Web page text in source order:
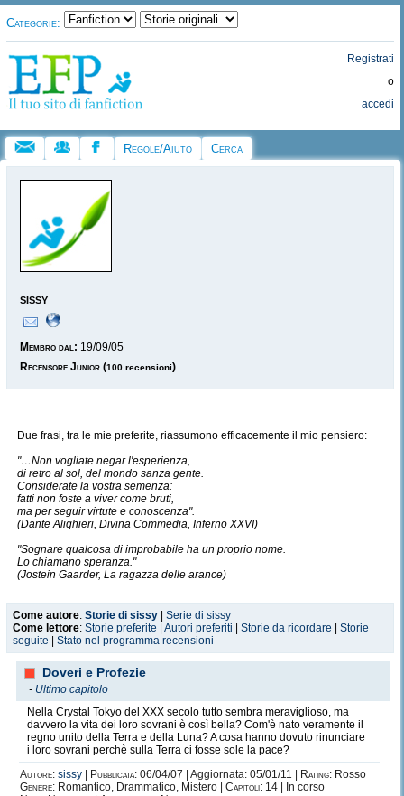
Categorie:
Registrati
o
accedi
Regole/Aiuto Cerca
sissy
Membro dal: 19/09/05
Recensore Junior (100 recensioni)
Due frasi, tra le mie preferite, riassumono efficacemente il mio pensiero:
"…Non vogliate negar l'esperienza,
di retro al sol, del mondo sanza gente.
Considerate la vostra semenza:
fatti non foste a viver come bruti,
ma per seguir virtute e conoscenza".
(Dante Alighieri, Divina Commedia, Inferno XXVI)
"Sognare qualcosa di improbabile ha un proprio nome.
Lo chiamano speranza."
(Jostein Gaarder, La ragazza delle arance)
Come autore: Storie di sissy
Serie di sissy
Come lettore: Storie preferite Autori preferiti Storie da ricordare
Storie
seguite
Stato nel programma recensioni
Doveri e Profezie
- Ultimo capitolo
Nella Crystal Tokyo del XXX secolo tutto sembra meraviglioso, ma
davvero la vita dei loro sovrani è così bella? Com'è nato veramente il
regno unito della Terra e della Luna? A cosa hanno dovuto rinunciare
i loro sovrani perchè sulla Terra ci fosse sole la pace?
Autore: sissy Pubblicata: 06/04/07 | Aggiornata: 05/01/11 | Rating: Rosso
Genere: Romantico, Drammatico, Mistero | Capitoli: 14 | In corso